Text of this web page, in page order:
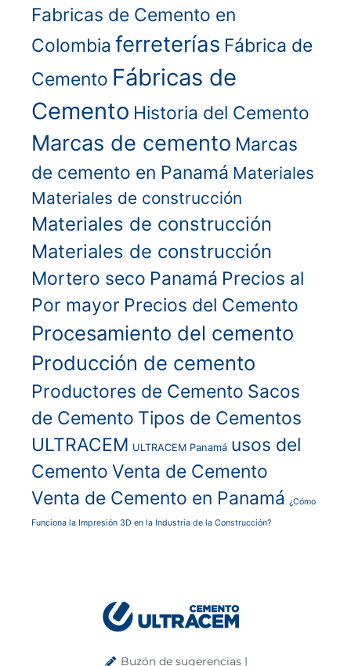
Fabricas de Cemento en
Colombia ferreterías Fábrica de
Cemento Fábricas de
Cemento Historia del Cemento
Marcas de cemento Marcas
de cemento en Panamá Materiales
Materiales de construcción
Materiales de construcción
Materiales de construcción
Mortero seco Panamá Precios al
Por mayor Precios del Cemento
Procesamiento del cemento
Producción de cemento
Productores de Cemento Sacos
de Cemento Tipos de Cementos
ULTRACEM ULTRACEM Panamá usos del
Cemento Venta de Cemento
Venta de Cemento en Panamá ¿Cómo
Funciona la Impresión 3D en la Industria de la Construcción?
Buzón de sugerencias |